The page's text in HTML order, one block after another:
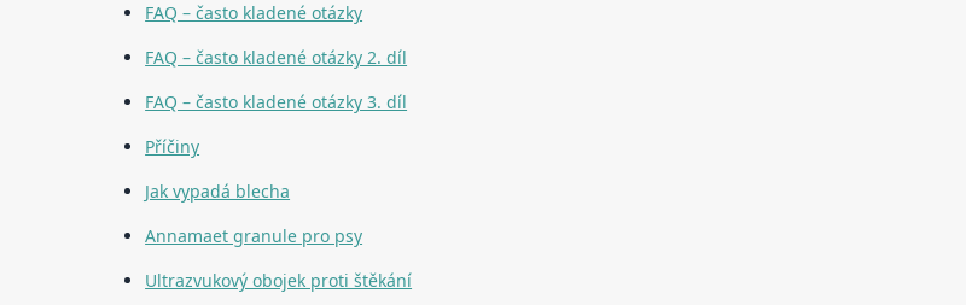
FAQ – často kladené otázky
FAQ – často kladené otázky 2. díl
FAQ – často kladené otázky 3. díl
Příčiny
Jak vypadá blecha
Annamaet granule pro psy
Ultrazvukový obojek proti štěkání